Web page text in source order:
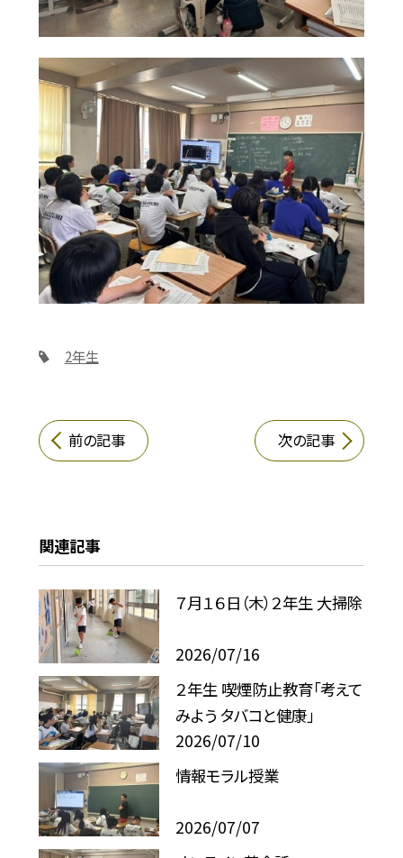
2年生
前の記事 次の記事
関連記事
７月１６日（木）２年生 大掃除
2026/07/16
２年生 喫煙防止教育「考えて
みよう タバコと健康」
2026/07/10
情報モラル授業
2026/07/07